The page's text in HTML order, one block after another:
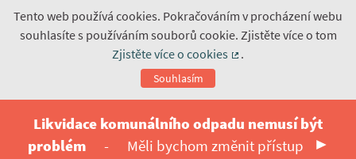
Tento web používá cookies. Pokračováním v procházení webu
souhlasíte s používáním souborů cookie. Zjistěte více o tom
Zjistěte více o cookies
.
Souhlasím
Likvidace komunálního odpadu nemusí být
problém
- Měli bychom změnit přístup